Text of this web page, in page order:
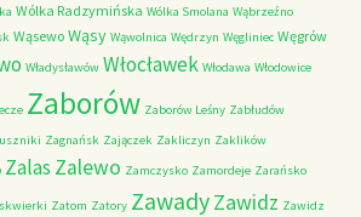
Wólka Radzymińska Wólka Smolana Wąbrzeźno
Wąsewo Wąsy Wąwolnica Wędrzyn Węgliniec Węgrów
Władysławów Włocławek Włodawa Włodowice
Zaborów Zaborów Leśny Zabłudów
Zagnańsk Zajączek Zakliczyn Zaklików
ZalasZalewo Zamczysko Zamordeje Zarańsko
Zatom Zatory ZawadyZawidz Zawidz